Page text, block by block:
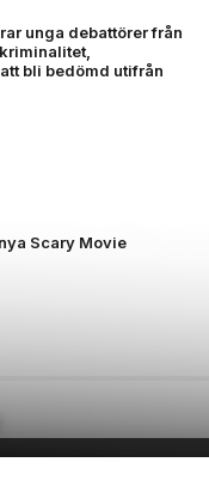
unga debattörer från
bli bedömd utifrån
Scary Movie